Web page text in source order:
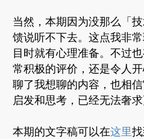
当然，本期因为没那么「
馈说听不下去。这点我非
目时就有心理准备。不过
常积极的评价，还是令人
聊了我想聊的内容，也相
启发和思考，已经无法奢求
本期的文字稿可以在这里找